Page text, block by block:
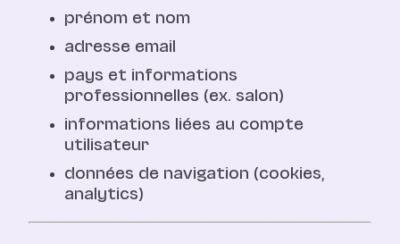
prénom et nom
adresse email
pays et informations
professionnelles (ex. salon)
informations liées au compte
utilisateur
données de navigation (cookies,
analytics)